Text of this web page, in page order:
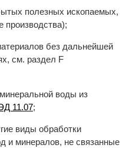
полезных ископаемых,
без дальнейшей
см. раздел F
воды из
11.07;
виды обработки
и минералов, не связанные